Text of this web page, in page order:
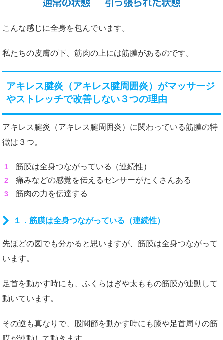
こんな感じに全身を包んでいます。
私たちの皮膚の下、筋肉の上には筋膜があるのです。
アキレス腱炎（アキレス腱周囲炎）がマッサージ
やストレッチで改善しない３つの理由
アキレス腱炎（アキレス腱周囲炎）に関わっている筋膜の特
徴は３つ。
筋膜は全身つながっている（連続性）
痛みなどの感覚を伝えるセンサーがたくさんある
筋肉の力を伝達する
１．筋膜は全身つながっている（連続性）
先ほどの図でも分かると思いますが、筋膜は全身つながって
います。
足首を動かす時にも、ふくらはぎや太ももの筋膜が連動して
動いています。
その逆も真なりで、股関節を動かす時にも膝や足首周りの筋
膜が連動して動きます。